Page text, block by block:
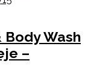
Wash
–